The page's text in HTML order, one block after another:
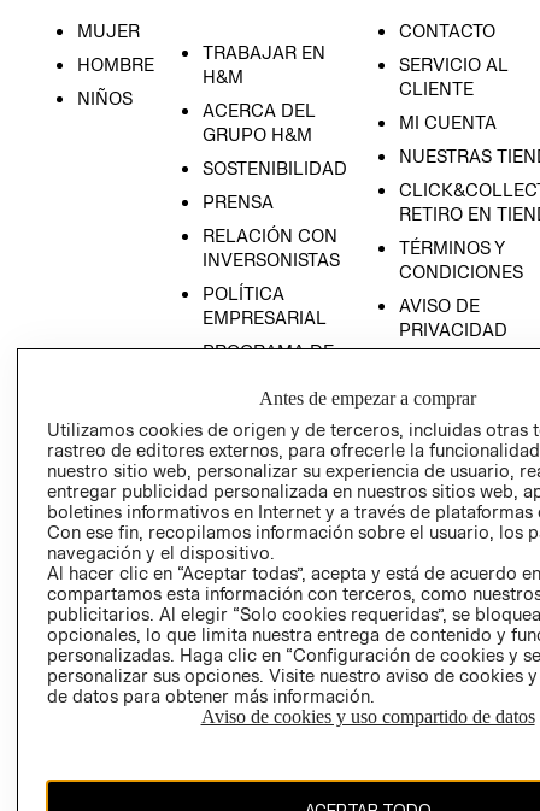
MUJER
HOMBRE
NIÑOS
TRABAJAR EN
H&M
ACERCA DEL
GRUPO H&M
SOSTENIBILIDAD
PRENSA
RELACIÓN CON
INVERSONISTAS
POLÍTICA
EMPRESARIAL
PROGRAMA DE
Y ÉTICA
(ESPAÑOL)
PROGRAMA DE
TRANSPARENCIA
Y ÉTICA (INGLÉS)
CONTACTO
SERVICIO AL
CLIENTE
MI CUENTA
NUESTRAS
RETIRO EN
TÉRMINOS Y
CONDICIONES
AVISO DE
PRIVACIDAD
AVISO DE
DE INDUSTRIA Y
COMERCIO - SIC
PETICIONES
QUEJAS Y
RECLAMOS
Antes de empezar a comprar
Utilizamos cookies de origen y de terceros, incluidas otras
rastreo de editores externos, para ofrecerle la
nuestro sitio web, personalizar su experiencia de usuario,
entregar publicidad personalizada en nuestros sitios web,
boletines informativos en Internet y a través de plataformas
Con ese fin, recopilamos información sobre el usuario, los
navegación y el dispositivo.
Al hacer clic en “Aceptar todas”, acepta y está de acuerdo
compartamos esta información con terceros, como
publicitarios. Al elegir “Solo cookies requeridas”, se
opcionales, lo que limita nuestra entrega de contenido y
personalizadas. Haga clic en “Configuración de cookies y
personalizar sus opciones. Visite nuestro aviso de cookies
de datos para obtener más información.
Aviso de cookies y uso compartido de datos